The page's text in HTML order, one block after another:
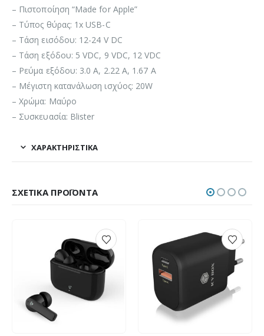
– Πιστοποίηση “Made for Apple”
– Τύπος θύρας: 1x USB-C
– Τάση εισόδου: 12-24 V DC
– Τάση εξόδου: 5 VDC, 9 VDC, 12 VDC
– Ρεύμα εξόδου: 3.0 Α, 2.22 Α, 1.67 Α
– Μέγιστη κατανάλωση ισχύος: 20W
– Χρώμα: Μαύρο
– Συσκευασία: Blister
ΧΑΡΑΚΤΗΡΙΣΤΙΚΆ
ΣΧΕΤΙΚΆ ΠΡΟΪΌΝΤΑ